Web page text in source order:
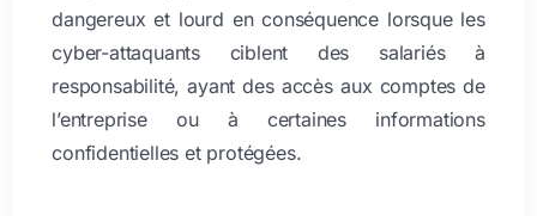
dangereux et lourd en conséquence lorsque les
cyber-attaquants ciblent des salariés à
responsabilité, ayant des accès aux comptes de
l’entreprise ou à certaines informations
confidentielles et protégées.